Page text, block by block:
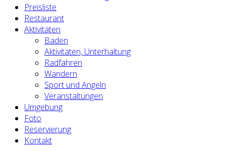
Preisliste
Restaurant
Aktivitäten
Baden
Aktivitäten, Unterhaltung
Radfahren
Wandern
Sport und Angeln
Veranstaltungen
Umgebung
Foto
Reservierung
Kontakt